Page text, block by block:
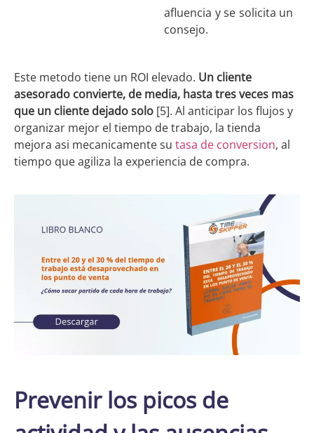
afluencia y se solicita un
consejo.
Este metodo tiene un ROI elevado. Un cliente
asesorado convierte, de media, hasta tres veces mas
que un cliente dejado solo [5]. Al anticipar los flujos y
organizar mejor el tiempo de trabajo, la tienda
mejora asi mecanicamente su tasa de conversion, al
tiempo que agiliza la experiencia de compra.
Prevenir los picos de